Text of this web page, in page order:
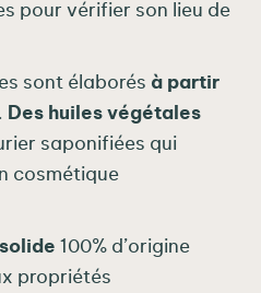
pour vérifier son lieu de
sont élaborés à partir
Des huiles végétales
saponifiées qui
cosmétique
100% d’origine
propriétés